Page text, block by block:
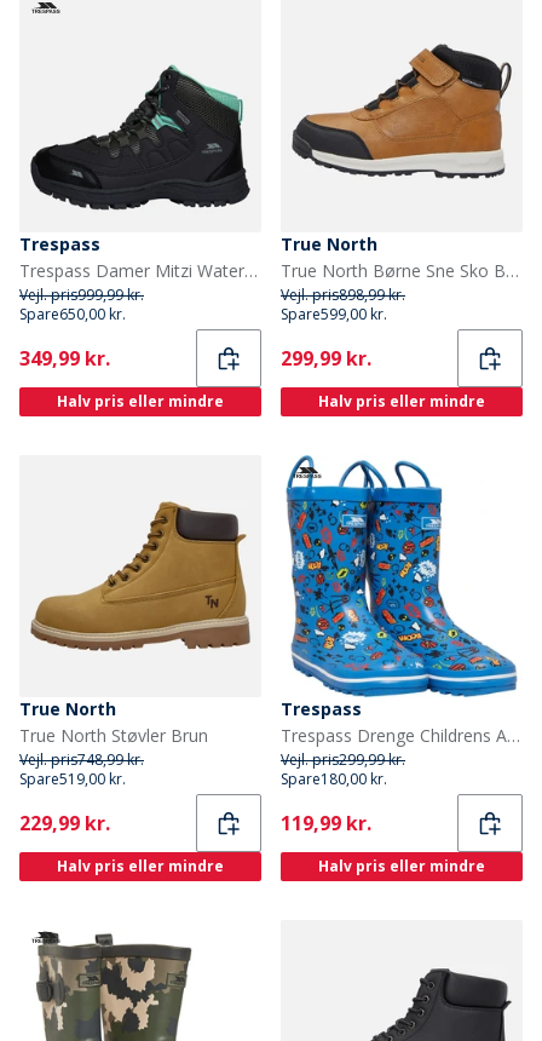
Trespass
Trespass Damer Mitzi Waterproof Vandrestøvler Mørk Trækulsgrå
Vejl. pris999,99 kr.
Spare650,00 kr.
Current
349,99 kr.
Halv pris eller mindre
True North
True North Børne Sne Sko Brun
Vejl. pris898,99 kr.
Spare599,00 kr.
Current
299,99 kr.
Halv pris eller mindre
True North
True North Støvler Brun
Vejl. pris748,99 kr.
Spare519,00 kr.
Current
229,99 kr.
Halv pris eller mindre
Trespass
Trespass Drenge Childrens Apolloton Cartoon Printed Wellington Gummistøvler Blå
Vejl. pris299,99 kr.
Spare180,00 kr.
Current
119,99 kr.
Halv pris eller mindre